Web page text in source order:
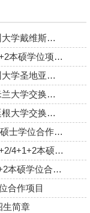
【中期项目】东北大学软件学院与美国加州大学戴维斯分校交换生项...
2021年软件学院与美国加州大学欧文分校3+2本硕学位项目招生报名...
【中期项目】东北大学软件学院与美国加州大学圣地亚哥分校交换生...
【中期项目】东北大学软件学院与意大利米兰大学交换生项目
【中期项目】东北大学软件学院与德国哥廷根大学交换生项目
【双硕士学位项目】日本会津大学1+1+1双硕士学位合作项目
【本硕学位项目】法国图尔工程师学院3+1+2/4+1+2本硕学位合作项...
【本硕学位项目】美国加州大学欧文校区3+2本硕学位合作项目
合作项目
生简章